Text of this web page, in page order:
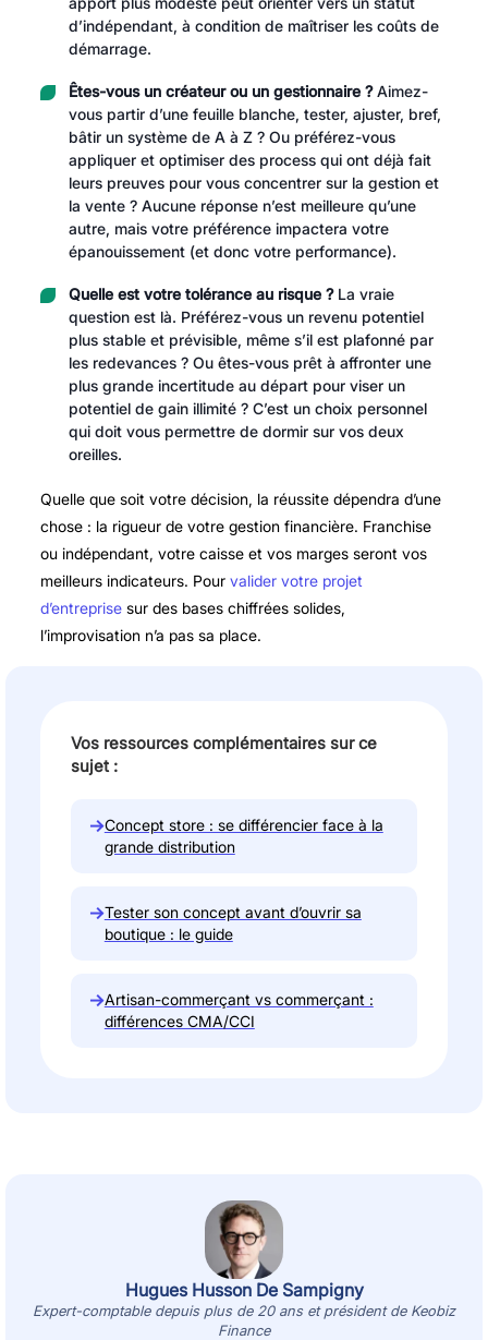
d’indépendant, à condition de maîtriser les coûts de
démarrage.
Êtes-vous un créateur ou un gestionnaire ?Aimez-
vous partir d’une feuille blanche, tester, ajuster, bref,
bâtir un système de A à Z ? Ou préférez-vous
appliquer et optimiser des process qui ont déjà fait
leurs preuves pour vous concentrer sur la gestion et
la vente ? Aucune réponse n’est meilleure qu’une
autre, mais votre préférence impactera votre
épanouissement (et donc votre performance).
Quelle est votre tolérance au risque ?La vraie
question est là. Préférez-vous un revenu potentiel
plus stable et prévisible, même s’il est plafonné par
les redevances ? Ou êtes-vous prêt à affronter une
plus grande incertitude au départ pour viser un
potentiel de gain illimité ? C’est un choix personnel
qui doit vous permettre de dormir sur vos deux
oreilles.
Quelle que soit votre décision, la réussite dépendra d’une
chose : la rigueur de votre gestion financière. Franchise
ou indépendant, votre caisse et vos marges seront vos
meilleurs indicateurs. Pour valider votre projet
d’entreprisesur des bases chiffrées solides,
l’improvisation n’a pas sa place.
Vos ressources complémentaires sur ce
sujet :
→Concept store : se différencier face à la
grande distribution
→Tester son concept avant d’ouvrir sa
boutique : le guide
→Artisan-commerçant vs commerçant :
différences CMA/CCI
Hugues Husson De Sampigny
Expert-comptable depuis plus de 20 ans et président de Keobiz
Finance